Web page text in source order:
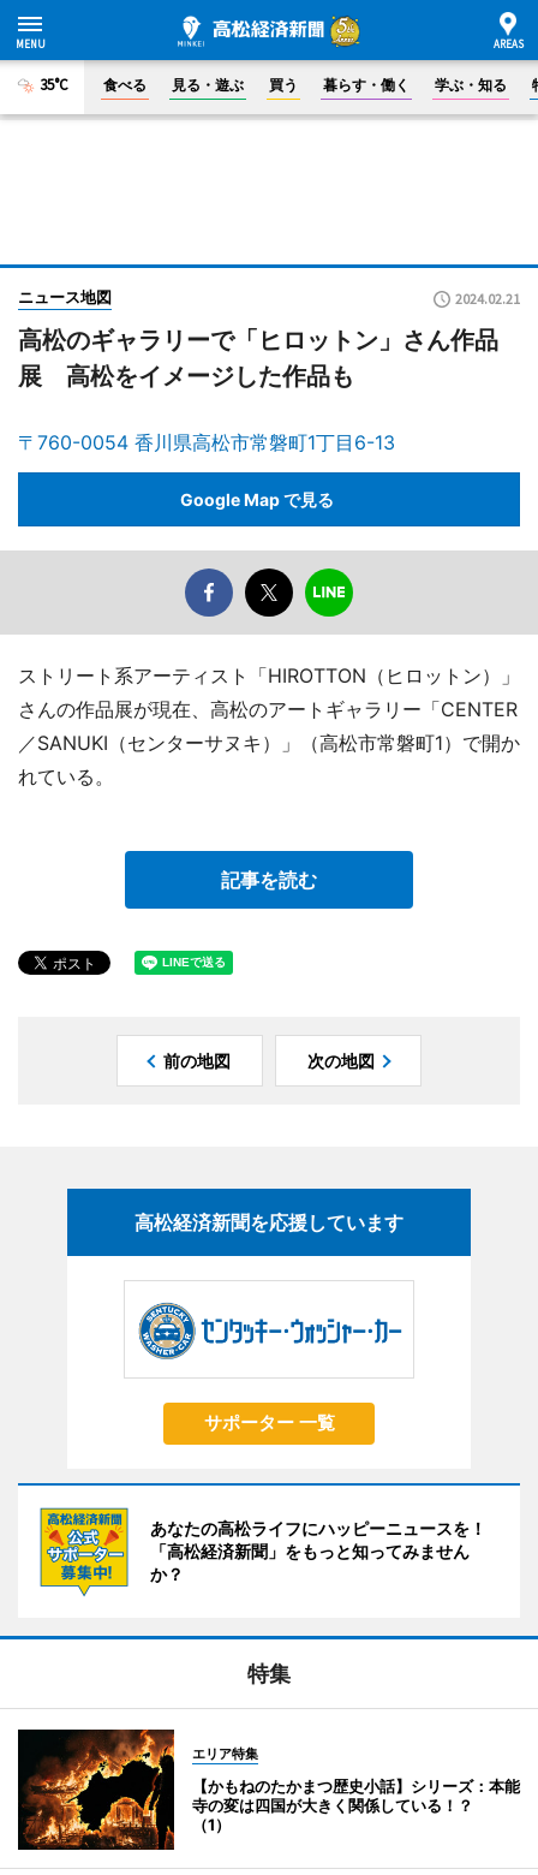
35°C 食べる 見る・遊ぶ 買う 暮らす・働く 学ぶ・知る
ニュース地図 2024.02.21
高松のギャラリーで「ヒロットン」さん作品
展 高松をイメージした作品も
〒760-0054 香川県高松市常磐町1丁目6-13
Google Map で見る
ストリート系アーティスト「HIROTTON（ヒロットン）」
さんの作品展が現在、高松のアートギャラリー「CENTER
／SANUKI（センターサヌキ）」（高松市常磐町1）で開か
れている。
記事を読む
前の地図 次の地図
高松経済新聞を応援しています
サポーター 一覧
あなたの高松ライフにハッピーニュースを！
「高松経済新聞」をもっと知ってみません
か？
特集
エリア特集
【かもねのたかまつ歴史小話】シリーズ：本能
寺の変は四国が大きく関係している！？
（1）